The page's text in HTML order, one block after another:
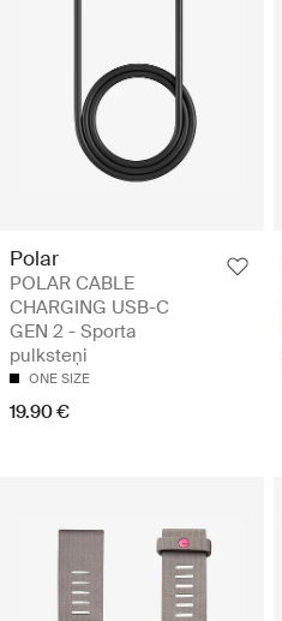
Polar
POLAR CABLE
CHARGING USB-C
GEN 2 - Sporta
pulksteņi
ONE SIZE
19.90 €